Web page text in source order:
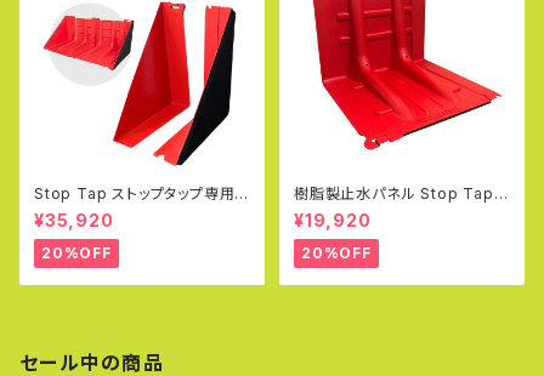
Stop Tap ストップタップ専用
サイドアタッチメント 左右1セット
次世代型緊急洪水防護システム
止水版 玄関 浸水防止 ゲリラ豪
雨 水害対策 止水板
¥35,920
20%OFF
樹脂製止水パネル Stop Tap
ストップタップ 小型軽量タイプ
幅70.5×高さ52.8×奥行68cm
止水板
¥19,920
20%OFF
セール中の商品